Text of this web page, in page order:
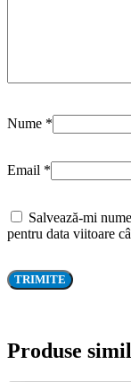
Nume *
Email *
Salvează-mi
pentru data viitoare
Produse